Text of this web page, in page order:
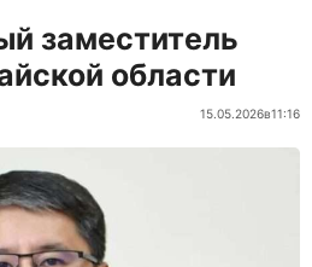
заместитель
области
15.05.2026в11:16